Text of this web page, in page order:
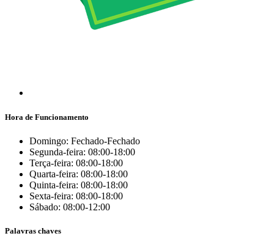
Hora de Funcionamento
Domingo: Fechado-Fechado
Segunda-feira: 08:00-18:00
Terça-feira: 08:00-18:00
Quarta-feira: 08:00-18:00
Quinta-feira: 08:00-18:00
Sexta-feira: 08:00-18:00
Sábado: 08:00-12:00
Palavras chaves